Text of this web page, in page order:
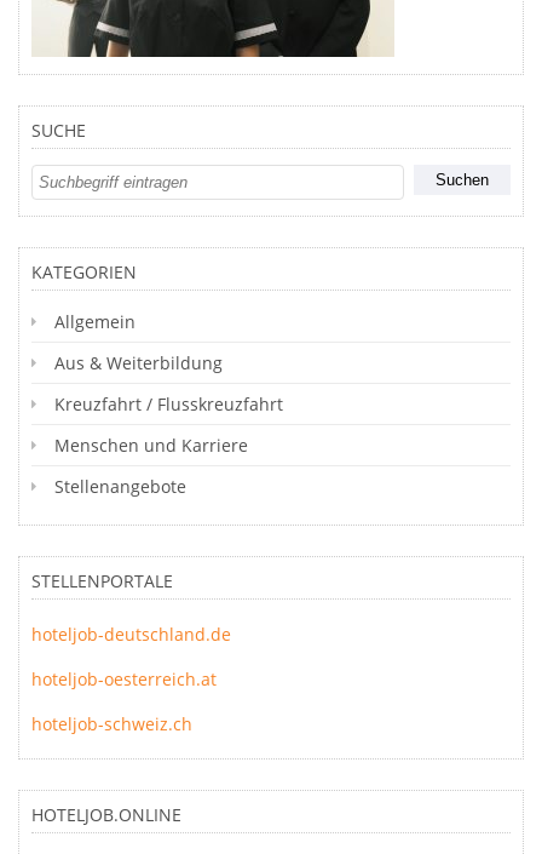
SUCHE
KATEGORIEN
Allgemein
Aus & Weiterbildung
Kreuzfahrt / Flusskreuzfahrt
Menschen und Karriere
Stellenangebote
STELLENPORTALE
hoteljob-deutschland.de
hoteljob-oesterreich.at
hoteljob-schweiz.ch
HOTELJOB.ONLINE